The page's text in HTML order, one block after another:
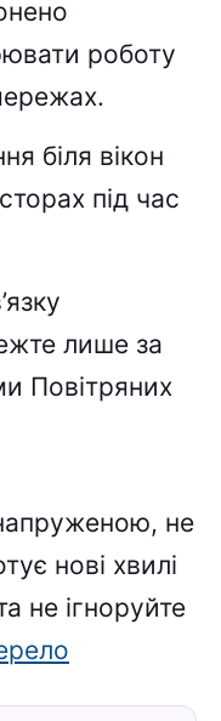
роботу
біля вікон
під час
лише за
Повітряних
не
нові хвилі
не ігноруйте